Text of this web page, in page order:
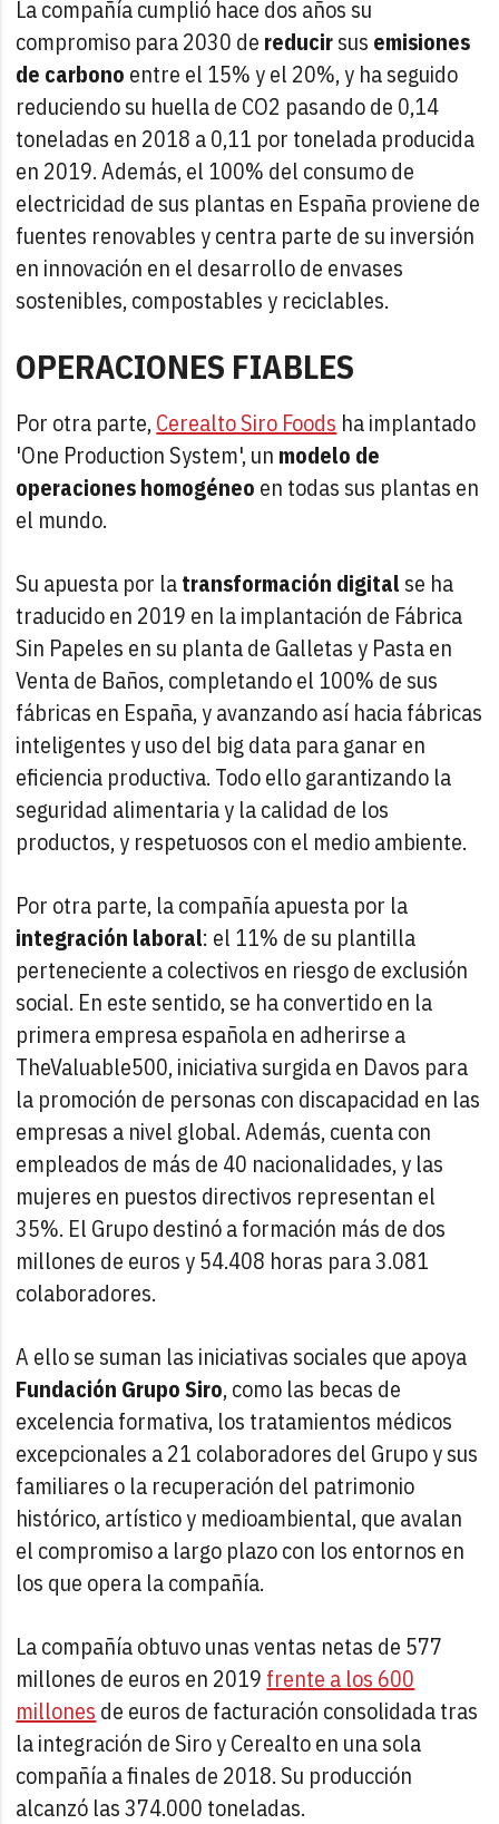
La compañía cumplió hace dos años su
compromiso para 2030 de reducirsus emisiones
de carbono entre el 15% y el 20%, y ha seguido
reduciendo su huella de CO2 pasando de 0,14
toneladas en 2018 a 0,11 por tonelada producida
en 2019. Además, el 100% del consumo de
electricidad de sus plantas en España proviene de
fuentes renovables y centra parte de su inversión
en innovación en el desarrollo de envases
sostenibles, compostables y reciclables.
OPERACIONES FIABLES
Por otra parte,Cerealto Siro Foods ha implantado
'One Production System', un modelo de
operaciones homogéneo en todas sus plantas en
el mundo.
Su apuesta por latransformación digitalse ha
traducido en 2019 en la implantación de Fábrica
Sin Papeles en su planta de Galletas y Pasta en
Venta de Baños, completando el 100% de sus
fábricas en España, y avanzando así hacia fábricas
inteligentes y uso del big data para ganar en
eficiencia productiva. Todo ello garantizando la
seguridad alimentaria y la calidad de los
productos, y respetuosos con el medio ambiente.
Por otra parte, la compañía apuesta por la
integración laboral: el 11% de su plantilla
perteneciente a colectivos en riesgo de exclusión
social. En este sentido, se ha convertido en la
primera empresa española en adherirse a
TheValuable500, iniciativa surgida en Davos para
la promoción de personas con discapacidad en las
empresas a nivel global. Además, cuenta con
empleados de más de 40 nacionalidades, y las
mujeres en puestos directivos representan el
35%. El Grupo destinó a formación más de dos
millones de euros y 54.408 horas para 3.081
colaboradores.
A ello se suman las iniciativas sociales que apoya
Fundación Grupo Siro, como las becas de
excelencia formativa, los tratamientos médicos
excepcionales a 21 colaboradores del Grupo y sus
familiares o la recuperación del patrimonio
histórico, artístico y medioambiental, que avalan
el compromiso a largo plazo con los entornos en
los que opera la compañía.
La compañía obtuvo unas ventas netas de 577
millones de euros en 2019 frente a los 600
millones de euros de facturación consolidada tras
la integración de Siro y Cerealto en una sola
compañía a finales de 2018. Su producción
alcanzó las 374.000 toneladas.